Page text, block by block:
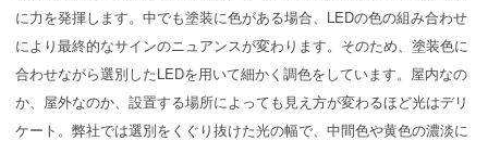
に力を発揮します。中でも塗装に色がある場合、LEDの色の組み合わせ
により最終的なサインのニュアンスが変わります。そのため、塗装色に
合わせながら選別したLEDを用いて細かく調色をしています。屋内なの
か、屋外なのか、設置する場所によっても見え方が変わるほど光はデリ
ケート。弊社では選別をくぐり抜けた光の幅で、中間色や黄色の濃淡に